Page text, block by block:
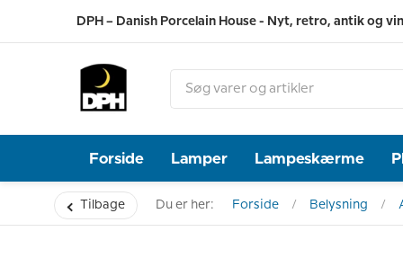
DPH – Danish Porcelain House - Nyt, retro, antik og
Forside Lamper Lampeskærme
Tilbage Du er her: Forside Belysning